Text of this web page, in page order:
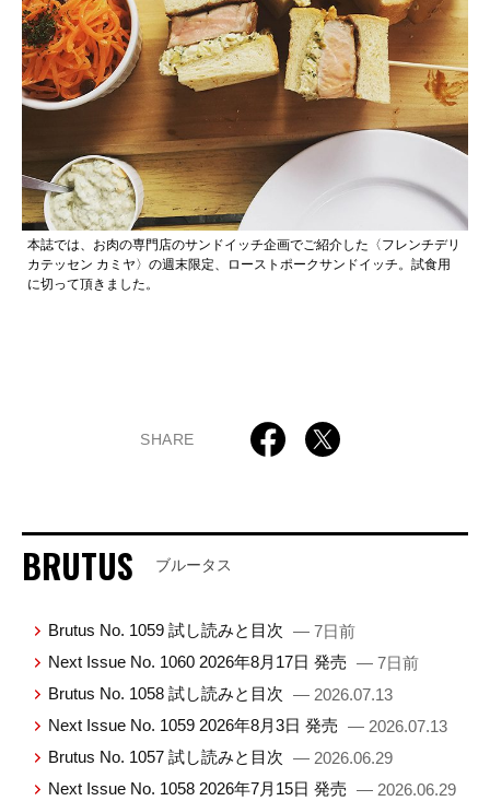
本誌では、お肉の専門店のサンドイッチ企画でご紹介した〈フレンチデリ
カテッセン カミヤ〉の週末限定、ローストポークサンドイッチ。試食用
に切って頂きました。
SHARE
BRUTUS ブルータス
Brutus No. 1059 試し読みと目次 — 7日前
Next Issue No. 1060 2026年8月17日 発売 — 7日前
Brutus No. 1058 試し読みと目次 — 2026.07.13
Next Issue No. 1059 2026年8月3日 発売 — 2026.07.13
Brutus No. 1057 試し読みと目次 — 2026.06.29
Next Issue No. 1058 2026年7月15日 発売 — 2026.06.29